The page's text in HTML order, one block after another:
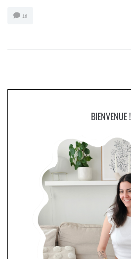
18
BIENVENUE !